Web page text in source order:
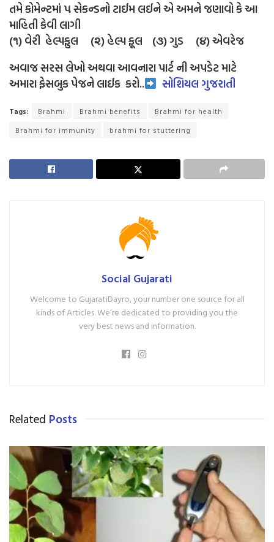
તમે કોમેન્ટમાં ૫ સેકન્ડનો ટાઈમ લઈને એ અમને જણાવો કે આ
માહિતી કેવી લાગી
(૧) વેરી હેલ્પફુલ (૨) હેલ્પ ફૂલ (૩) ગુડ (૪) એવરેજ
અવાજ સરસ લેખો અથવા આવનારા પાર્ટ ની અપડેટ માટે
અમારા ફેસબુક પેજને લાઈક કરો.. સોશિયલ ગુજરાતી
Tags: Brahmi Brahmi benefits
Brahmi for health
Brahmi for immunity
brahmi for stuttering
Social Gujarati
Welcome to GujaratiDayro, your number one source for all
kinds of Articles. We’re dedicated to providing you the
very best news and information.
Related Posts